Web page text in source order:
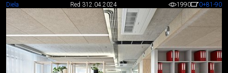
Diela Red 312.04.2024 1990 0+81 -90